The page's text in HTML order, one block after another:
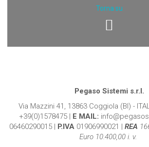
Torna su
Pegaso Sistemi s.r.l.
Via Mazzini 41, 13863 Coggiola (BI) -
+39(0)1578475 | E MAIL:
06460290015 | P.IVA 01906990021 | REA
Euro 10.400,00 i. v.